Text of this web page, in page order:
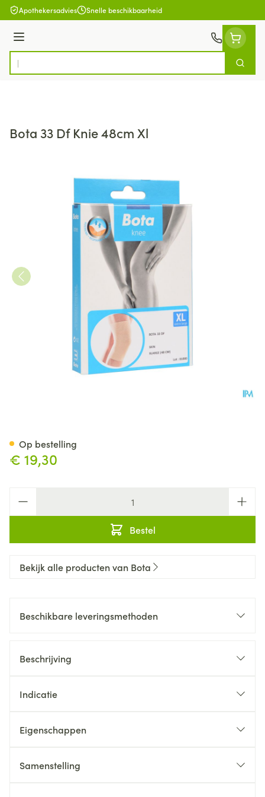
Ga naar de inhoud
Apothekersadvies Snelle beschikbaarheid
Menu
Product, merk, categorie...
Zoek
Bota 33 Df Knie 48cm Xl
€ 19,30
Bestel
Op bestelling
Bekijk alle producten van Bota
Beschikbare leveringsmethoden
Beschrijving
Indicatie
Eigenschappen
Samenstelling